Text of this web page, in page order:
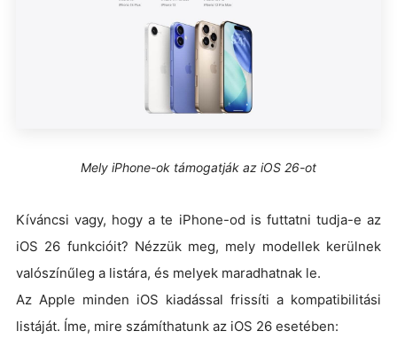
Mely iPhone-ok támogatják az iOS 26-ot
Kíváncsi vagy, hogy a te iPhone-od is futtatni tudja-e az
iOS 26 funkcióit? Nézzük meg, mely modellek kerülnek
valószínűleg a listára, és melyek maradhatnak le.
Az Apple minden iOS kiadással frissíti a kompatibilitási
listáját. Íme, mire számíthatunk az iOS 26 esetében: